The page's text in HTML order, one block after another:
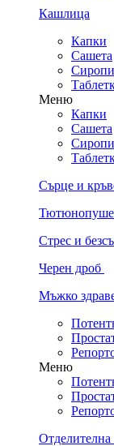
Кашлица
Капки
Сашета
Сиропи
Меню
Капки
Сашета
Сиропи
Сърце и
Стрес и
Черен дроб
Мъжко
Меню
Отделителна